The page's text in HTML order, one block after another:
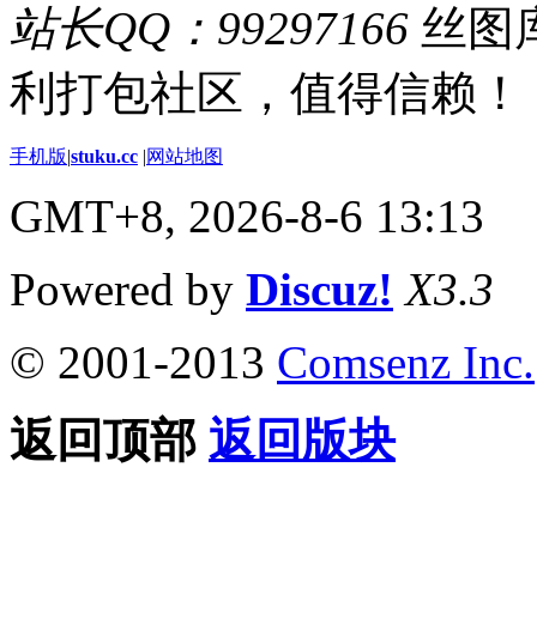
站长QQ：99297166 丝图
利打包社区，值得信赖！
手机版|stuku.cc |网站地图
GMT+8, 2026-8-6 13:13
Powered by Discuz! X3.3
© 2001-2013 Comsenz Inc.
返回顶部 返回版块